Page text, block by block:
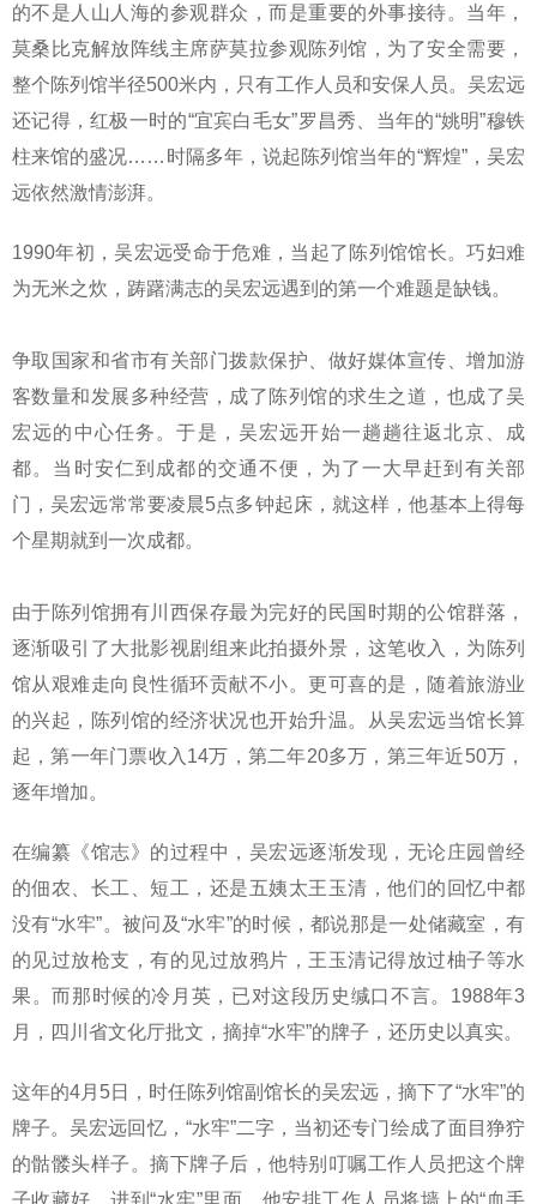
的不是人山人海的参观群众，而是重要的外事接待。当年，
莫桑比克解放阵线主席萨莫拉参观陈列馆，为了安全需要，
整个陈列馆半径500米内，只有工作人员和安保人员。吴宏远
还记得，红极一时的“宜宾白毛女”罗昌秀、当年的“姚明”穆铁
柱来馆的盛况……时隔多年，说起陈列馆当年的“辉煌”，吴宏
远依然激情澎湃。
1990年初，吴宏远受命于危难，当起了陈列馆馆长。巧妇难
为无米之炊，踌躇满志的吴宏远遇到的第一个难题是缺钱。
争取国家和省市有关部门拨款保护、做好媒体宣传、增加游
客数量和发展多种经营，成了陈列馆的求生之道，也成了吴
宏远的中心任务。于是，吴宏远开始一趟趟往返北京、成
都。当时安仁到成都的交通不便，为了一大早赶到有关部
门，吴宏远常常要凌晨5点多钟起床，就这样，他基本上得每
个星期就到一次成都。
由于陈列馆拥有川西保存最为完好的民国时期的公馆群落，
逐渐吸引了大批影视剧组来此拍摄外景，这笔收入，为陈列
馆从艰难走向良性循环贡献不小。更可喜的是，随着旅游业
的兴起，陈列馆的经济状况也开始升温。从吴宏远当馆长算
起，第一年门票收入14万，第二年20多万，第三年近50万，
逐年增加。
在编纂《馆志》的过程中，吴宏远逐渐发现，无论庄园曾经
的佃农、长工、短工，还是五姨太王玉清，他们的回忆中都
没有“水牢”。被问及“水牢”的时候，都说那是一处储藏室，有
的见过放枪支，有的见过放鸦片，王玉清记得放过柚子等水
果。而那时候的冷月英，已对这段历史缄口不言。1988年3
月，四川省文化厅批文，摘掉“水牢”的牌子，还历史以真实。
这年的4月5日，时任陈列馆副馆长的吴宏远，摘下了“水牢”的
牌子。吴宏远回忆，“水牢”二字，当初还专门绘成了面目狰狞
的骷髅头样子。摘下牌子后，他特别叮嘱工作人员把这个牌
子收藏好。进到“水牢”里面，他安排工作人员将墙上的“血手